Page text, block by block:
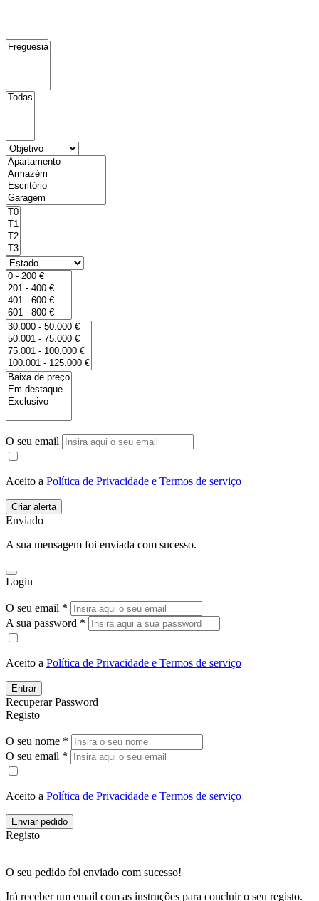
O seu email
Aceito a Política de Privacidade e Termos de serviço
Enviado
A sua mensagem foi enviada com sucesso.
Login
O seu email *
A sua password *
Aceito a Política de Privacidade e Termos de serviço
Entrar
Recuperar Password
Registo
O seu nome *
O seu email *
Aceito a Política de Privacidade e Termos de serviço
Enviar pedido
Registo
O seu pedido foi enviado com sucesso!
Irá receber um email com as instruções para concluir o seu registo.